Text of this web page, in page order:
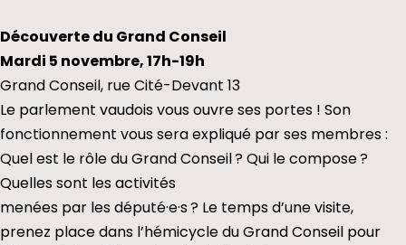
Découverte du Grand Conseil
Mardi 5 novembre, 17h-19h
Grand Conseil, rue Cité-Devant 13
Le parlement vaudois vous ouvre ses portes ! Son
fonctionnement vous sera expliqué par ses membres :
Quel est le rôle du Grand Conseil ? Qui le compose ?
Quelles sont les activités
menées par les député·e·s ? Le temps d’une visite,
prenez place dans l’hémicycle du Grand Conseil pour